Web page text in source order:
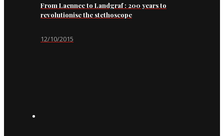
From Laennec to Landgraf : 200 years to
revolutionise the stethoscope
12/10/2015